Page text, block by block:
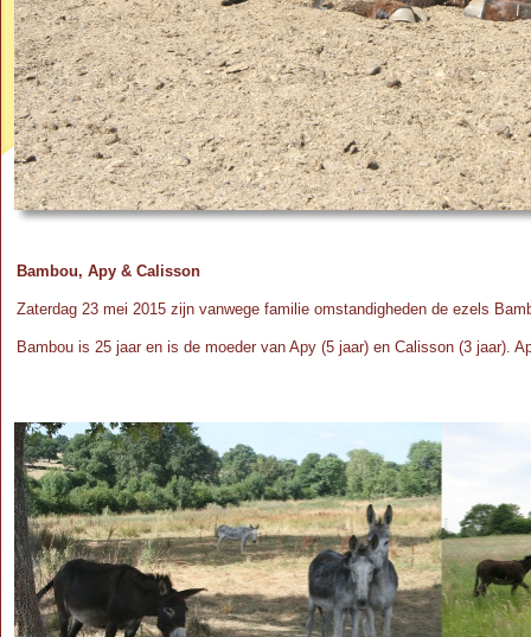
Bambou, Apy & Calisson
Zaterdag 23 mei 2015 zijn vanwege familie omstandigheden de ezels
Bambou is 25 jaar en is de moeder van Apy (5 jaar) en Calisson (3 jaar).